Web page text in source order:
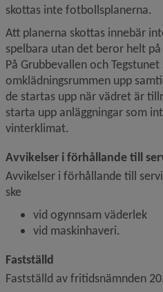
skottas inte fotbollsplanerna.
Att planerna skottas innebär
spelbara utan det beror helt
På Grubbevallen och
omklädningsrummen upp
de startas upp när vädret är
starta upp anläggningar som
vinterklimat.
Avvikelser i förhållande till
Avvikelser i förhållande till
ske
vid ogynnsam väderlek
vid maskinhaveri.
Fastställd
Fastställd av fritidsnämnden